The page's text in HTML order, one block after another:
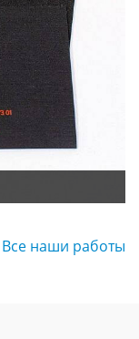
Все наши работы